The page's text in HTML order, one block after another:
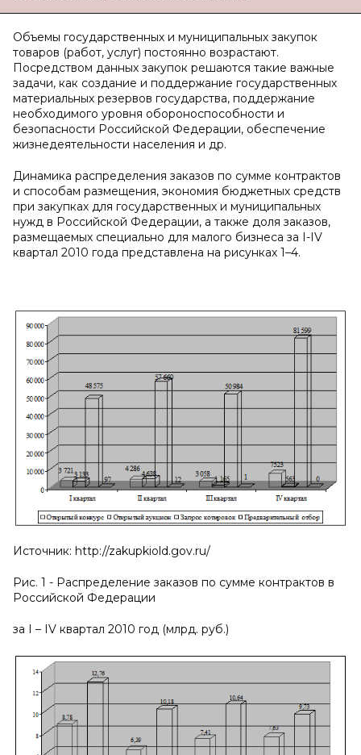
Объемы государственных и муниципальных закупок
товаров (работ, услуг) постоянно возрастают.
Посредством данных закупок решаются такие важные
задачи, как создание и поддержание государственных
материальных резервов государства, поддержание
необходимого уровня обороноспособности и
безопасности Российской Федерации, обеспечение
жизнедеятельности населения и др.
Динамика распределения заказов по сумме контрактов
и способам размещения, экономия бюджетных средств
при закупках для государственных и муниципальных
нужд в Российской Федерации, а также доля заказов,
размещаемых специально для малого бизнеса за I-IV
квартал 2010 года представлена на рисунках 1–4.
Источник: http://zakupkiold.gov.ru/
Рис. 1 - Распределение заказов по сумме контрактов в
Российской Федерации
за I – IV квартал 2010 год (млрд. руб.)